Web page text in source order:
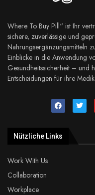
Where To Buy Pill“ ist Ihr
sichere, zuverlässige und
Nahrungsergänzungsmitteln
Einblicke in die Anwendung
Gesundheitssicherheit – und
Entscheidungen für ihre
Nützliche Links
Work With Us
Collaboration
Workplace